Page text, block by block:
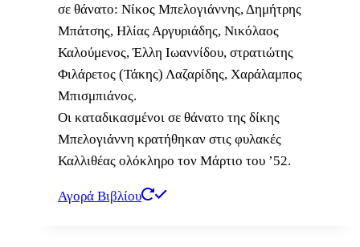
σε θάνατο: Νίκος Μπελογιάννης, Δημήτρης
Μπάτσης, Ηλίας Αργυριάδης, Νικόλαος
Καλούμενος, Έλλη Ιωαννίδου, στρατιώτης
Φιλάρετος (Τάκης) Λαζαρίδης, Χαράλαμπος
Μπισμπιάνος.
Οι καταδικασμένοι σε θάνατο της δίκης
Μπελογιάννη κρατήθηκαν στις φυλακές
Καλλιθέας ολόκληρο τον Μάρτιο του ’52.
Αγορά Βιβλίου